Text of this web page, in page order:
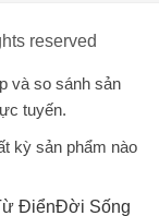
mèo
phím cơ aula f75
reserved
và so sánh sản
tuyến.
kỳ sản phẩm nào
ĐiểnĐời Sống